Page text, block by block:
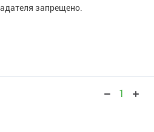
запрещено.
1